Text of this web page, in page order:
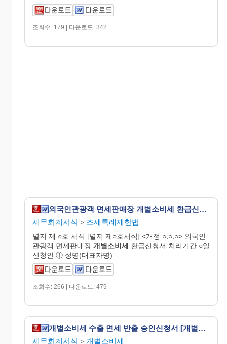
조회수: 179 | 다운로드: 342
외국인관광객 면세판매장 개별소비세 환급신청서 [외국인관광객 등에 대한 부가가치세 및 개별소비세 특례규정 시행규칙 서식7]
세무회계서식 > 조세특례제한법
별지 제 ○호 서식 [별지 제○호서식] <개정 ○.○.○> 외국인
관광객 면세판매장 개별소비세 환급신청서 처리기간 ○일
신청인 ① 성명(대표자명)
조회수: 266 | 다운로드: 479
개별소비세 수출 면세 반출 승인신청서 [개별소비세법 시행규칙 서식10]
세무회계서식 > 개별소비세